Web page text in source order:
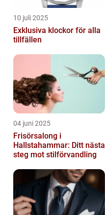
10 juli 2025
Exklusiva klockor för alla
tillfällen
04 juni 2025
Frisörsalong i
Hallstahammar: Ditt nästa
steg mot stilförvandling